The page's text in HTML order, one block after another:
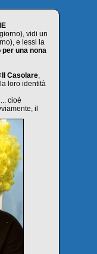
vidi un
e lessi la
una nona
Casolare,
loro identità
cioè
il